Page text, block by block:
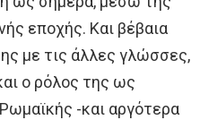
εποχής. Και βέβαια
με τις άλλες γλώσσες,
ο ρόλος της ως
-και αργότερα